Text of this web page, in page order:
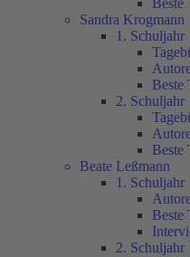
Beste
Sandra Krogmann
1. Schuljahr
Beste
2. Schuljahr
Beste
Beate Leßmann
1. Schuljahr
Beste
2. Schuljahr